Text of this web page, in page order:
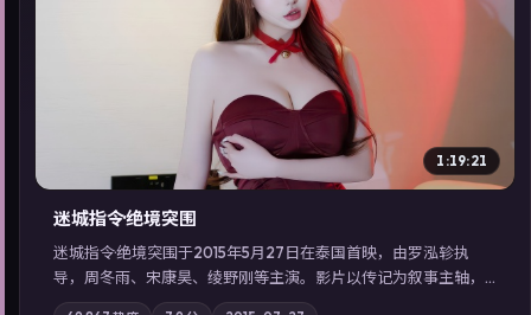
▶
1:19:21
迷城指令·绝境突围
迷城指令·绝境突围于2015年5月27日在泰国首映，由罗泓轸执
导，周冬雨、宋康昊、绫野刚等主演。影片以传记为叙事主轴，
记忆碎片重组后，主角发现自己从未活过“真实”的一天；摄影与